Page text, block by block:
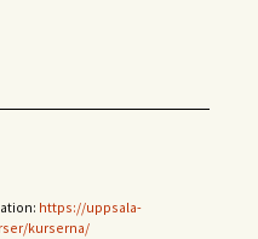
https://uppsala-
kurserna/